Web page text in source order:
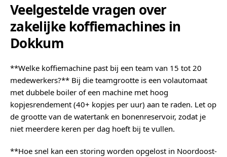
Veelgestelde vragen over
zakelijke koffiemachines in
Dokkum
**Welke koffiemachine past bij een team van 15 tot 20
medewerkers?** Bij die teamgrootte is een volautomaat
met dubbele boiler of een machine met hoog
kopjesrendement (40+ kopjes per uur) aan te raden. Let op
de grootte van de watertank en bonenreservoir, zodat je
niet meerdere keren per dag hoeft bij te vullen.
**Hoe snel kan een storing worden opgelost in Noordoost-